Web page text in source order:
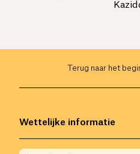
Terug naar het
Wettelijke informatie